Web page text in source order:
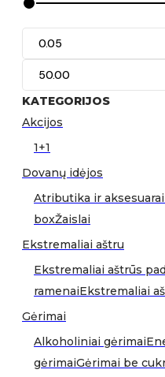
KATEGORIJOS
Akcijos
1+1
Dovanų idėjos
Atributika ir aksesuarai
boxŽaislai
Ekstremaliai aštru
Ekstremaliai aštrūs
ramenaiEkstremaliai
Gėrimai
Alkoholiniai gėrimai
gėrimaiGėrimai be